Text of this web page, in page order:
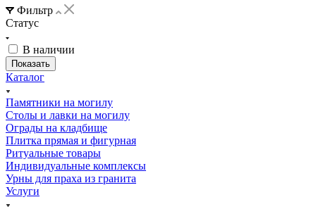
Фильтр
Статус
В наличии
Каталог
Памятники на могилу
Столы и лавки на могилу
Ограды на кладбище
Плитка прямая и фигурная
Ритуальные товары
Индивидуальные комплексы
Урны для праха из гранита
Услуги